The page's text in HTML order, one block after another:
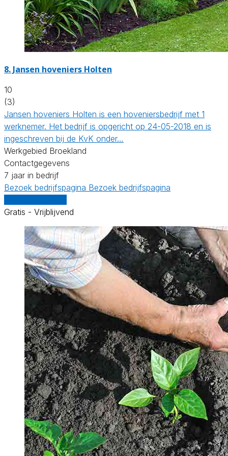
8. Jansen hoveniers Holten
10
(3)
Jansen hoveniers Holten is een hoveniersbedrijf met 1
werknemer. Het bedrijf is opgericht op 24-05-2018 en is
ingeschreven bij de KvK onder…
Werkgebied Broekland
Contactgegevens
7 jaar in bedrijf
Bezoek bedrijfspagina Bezoek bedrijfspagina
Gratis - Vrijblijvend